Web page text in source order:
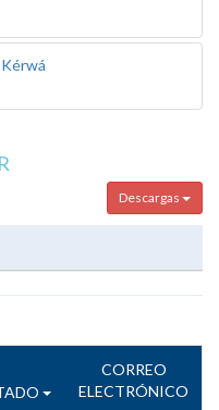
Descargas
CORREO
ELECTRÓNICO